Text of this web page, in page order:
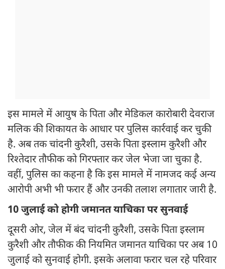
इस मामले में आयुष के पिता और मेडिकल कारोबारी देवराज
मलिक की शिकायत के आधार पर पुलिस कार्रवाई कर चुकी
है. अब तक चांदनी कुरैशी, उसके पिता इस्लाम कुरैशी और
रिश्तेदार तौफीक को गिरफ्तार कर जेल भेजा जा चुका है.
वहीं, पुलिस का कहना है कि इस मामले में नामजद कई अन्य
आरोपी अभी भी फरार हैं और उनकी तलाश लगातार जारी है.
10 जुलाई को होगी जमानत याचिका पर सुनवाई
दूसरी ओर, जेल में बंद चांदनी कुरैशी, उसके पिता इस्लाम
कुरैशी और तौफीक की नियमित जमानत याचिका पर अब 10
जुलाई को सुनवाई होगी. इसके अलावा फरार चल रहे परिवार